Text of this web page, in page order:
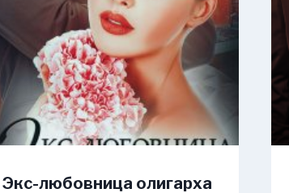
Экс-любовница олигарха